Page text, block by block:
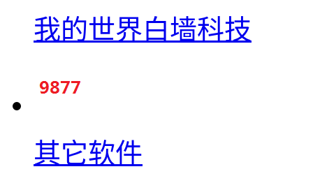
我的世界白墙科技
其它软件